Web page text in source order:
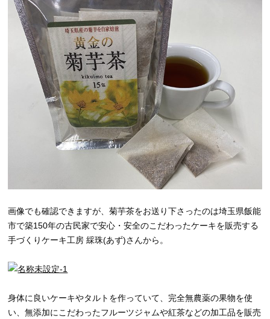
画像でも確認できますが、菊芋茶をお送り下さったのは埼玉県飯能
市で築150年の古民家で安心・安全のこだわったケーキを販売する
手づくりケーキ工房 綵珠(あず)さんから。
身体に良いケーキやタルトを作っていて、完全無農薬の果物を使
い、無添加にこだわったフルーツジャムや紅茶などの加工品を販売